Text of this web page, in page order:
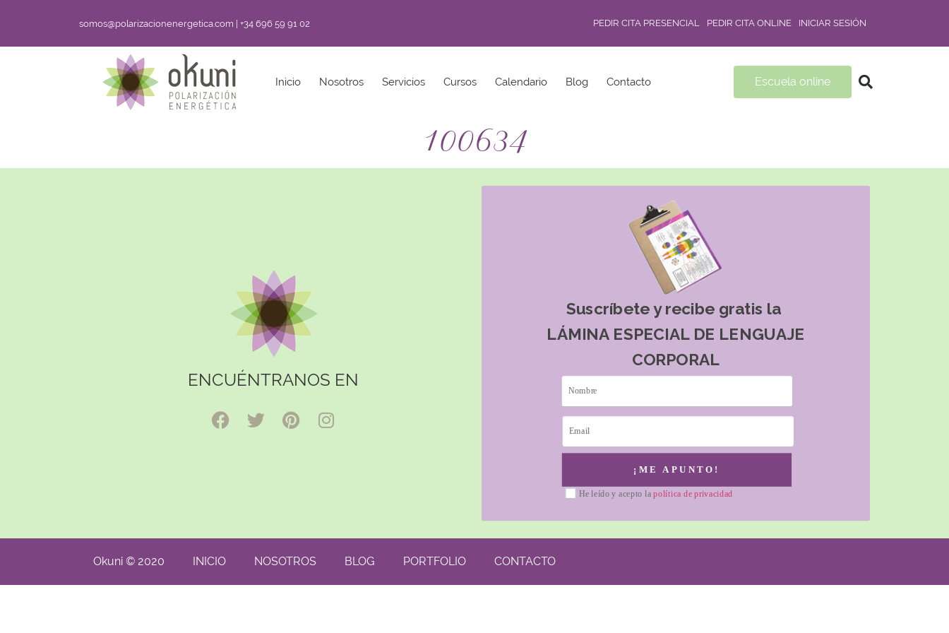
somos@polarizacionenergetica.com | +34 696 59 91 02 PEDIR CITA PRESENCIAL PEDIR CITA ONLINE INICIAR SESIÓN
Inicio Nosotros Servicios Cursos Calendario Blog Contacto Escuela online
100634
ENCUÉNTRANOS EN
Suscríbete y recibe gratis la
LÁMINA ESPECIAL DE LENGUAJE
CORPORAL
He leído y acepto lapolítica de privacidad
¡ME APUNTO!
Okuni © 2020 INICIO NOSOTROS BLOG PORTFOLIO CONTACTO